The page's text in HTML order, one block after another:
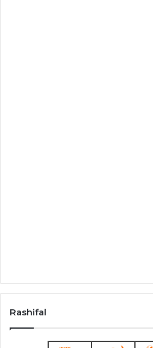
Rashifal